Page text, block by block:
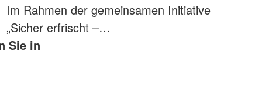
Im Rahmen der gemeinsamen Initiative
„Sicher erfrischt –…
Sie in